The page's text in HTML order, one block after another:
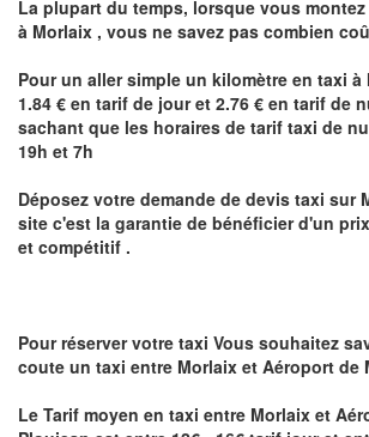
La plupart du temps, lorsque vous
à Morlaix , vous ne savez pas combien
Pour un aller simple un kilomètre en taxi à
1.84 € en tarif de jour et 2.76 € en tarif de
sachant que les horaires de tarif taxi de
19h et 7h
Déposez votre demande de devis taxi sur
site c'est la garantie de bénéficier d'un
et compétitif .
Pour réserver votre taxi Vous souhaitez
coute un taxi entre Morlaix et Aéroport de
Le Tarif moyen en taxi entre Morlaix et